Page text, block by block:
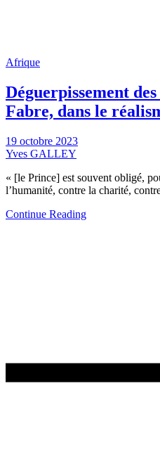
Afrique
Déguerpissement
Fabre, dans le
19 octobre 2023
Yves GALLEY
« [le Prince] est souvent obligé,
l’humanité, contre la charité,
Continue Reading